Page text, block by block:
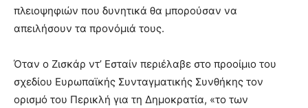
πλειοψηφιών που δυνητικά θα μπορούσαν να
απειλήσουν τα προνόμιά τους.
Όταν ο Ζισκάρ ντ’ Εσταίν περιέλαβε στο προοίμιο του
σχεδίου Ευρωπαϊκής Συνταγματικής Συνθήκης τον
ορισμό του Περικλή για τη Δημοκρατία, «το των